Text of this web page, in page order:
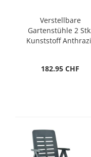
Verstellbare
Gartenstühle 2
Kunststoff
182.95 CHF